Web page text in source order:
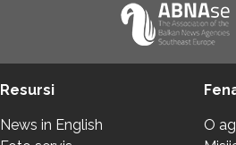
Resursi
News in English
O